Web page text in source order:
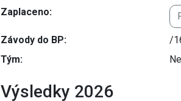
Zaplaceno:
Závody do BP:
/
Tým:
Výsledky 2026